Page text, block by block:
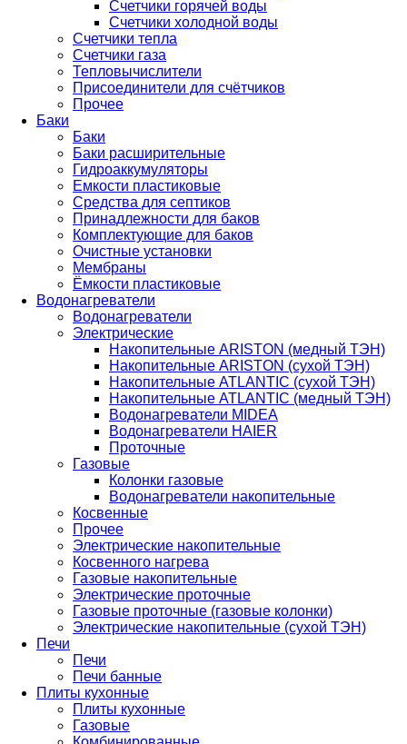
Счетчики горячей воды
Счетчики холодной воды
Счетчики тепла
Счетчики газа
Тепловычислители
Присоединители для счётчиков
Прочее
Баки
Баки
Баки расширительные
Гидроаккумуляторы
Емкости пластиковые
Средства для септиков
Принадлежности для баков
Комплектующие для баков
Очистные установки
Мембраны
Ёмкости пластиковые
Водонагреватели
Водонагреватели
Электрические
Накопительные ARISTON (медный ТЭН)
Накопительные ARISTON (сухой ТЭН)
Накопительные ATLANTIC (сухой ТЭН)
Накопительные ATLANTIC (медный ТЭН)
Водонагреватели MIDEA
Водонагреватели HAIER
Проточные
Газовые
Колонки газовые
Водонагреватели накопительные
Косвенные
Прочее
Электрические накопительные
Косвенного нагрева
Газовые накопительные
Электрические проточные
Газовые проточные (газовые колонки)
Электрические накопительные (сухой ТЭН)
Печи
Печи
Печи банные
Плиты кухонные
Плиты кухонные
Газовые